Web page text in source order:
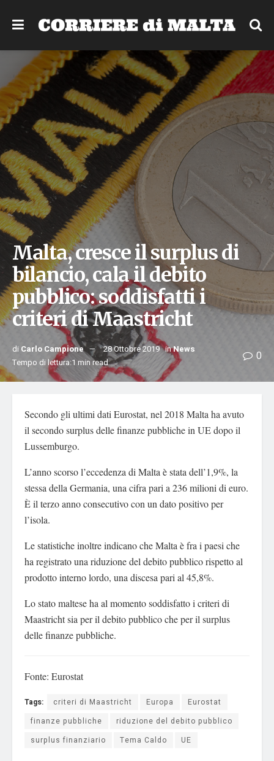
Malta, cresce il surplus di
bilancio, cala il debito
pubblico: soddisfatti i
criteri di Maastricht
di Carlo Campione 28 Ottobre 2019 inNews
Tempo di lettura:1 min read
0
Secondo gli ultimi dati Eurostat, nel 2018 Malta ha avuto
il secondo surplus delle finanze pubbliche in UE dopo il
Lussemburgo.
L’anno scorso l’eccedenza di Malta è stata dell’1,9%, la
stessa della Germania, una cifra pari a 236 milioni di euro.
È il terzo anno consecutivo con un dato positivo per
l’isola.
Le statistiche inoltre indicano che Malta è fra i paesi che
ha registrato una riduzione del debito pubblico rispetto al
prodotto interno lordo, una discesa pari al 45,8%.
Lo stato maltese ha al momento soddisfatto i criteri di
Maastricht sia per il debito pubblico che per il surplus
delle finanze pubbliche.
Fonte: Eurostat
Tags: criteri di Maastricht Europa
Eurostat
finanze pubbliche
riduzione del debito pubblico
surplus finanziario
Tema Caldo UE